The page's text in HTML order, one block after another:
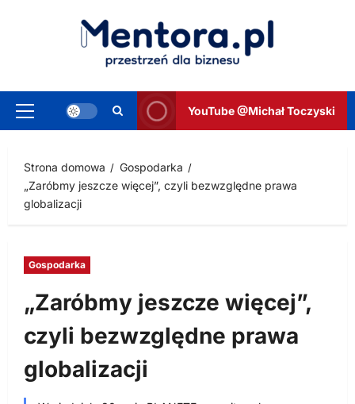
Menu
YouTube @Michał Toczyski
Strona domowa
Gospodarka
„Zaróbmy jeszcze więcej”, czyli bezwzględne prawa
globalizacji
Gospodarka
„Zaróbmy jeszcze więcej”,
czyli bezwzględne prawa
globalizacji